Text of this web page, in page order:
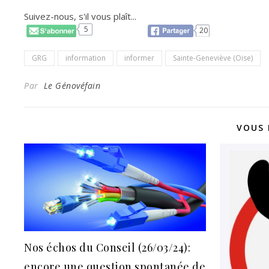
Suivez-nous, s'il vous plaît...
5 20
GRG information informer Sainte-Geneviève (Oise)
Par Le Génovéfain
VOUS
Nos échos du Conseil (26/03/24):